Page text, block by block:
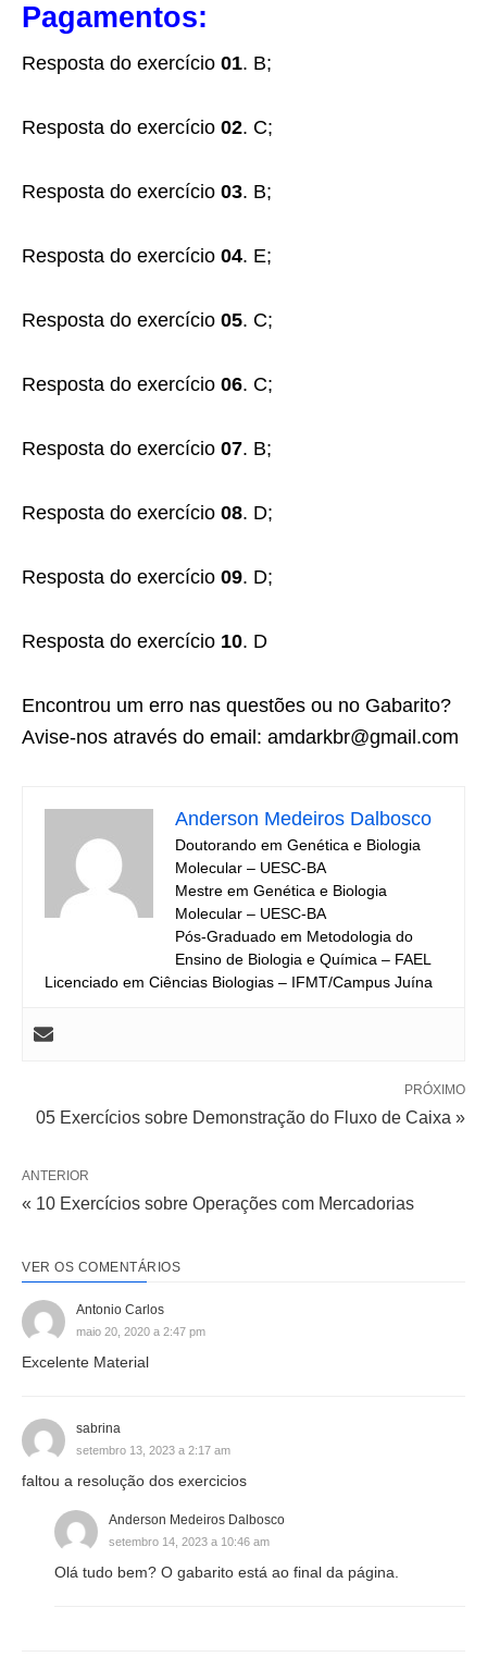
Pagamentos:
Resposta do exercício 01. B;
Resposta do exercício 02. C;
Resposta do exercício 03. B;
Resposta do exercício 04. E;
Resposta do exercício 05. C;
Resposta do exercício 06. C;
Resposta do exercício 07. B;
Resposta do exercício 08. D;
Resposta do exercício 09. D;
Resposta do exercício 10. D
Encontrou um erro nas questões ou no Gabarito?
Avise-nos através do email: amdarkbr@gmail.com
Anderson Medeiros Dalbosco
Doutorando em Genética e Biologia
Molecular – UESC-BA
Mestre em Genética e Biologia
Molecular – UESC-BA
Pós-Graduado em Metodologia do
Ensino de Biologia e Química – FAEL
Licenciado em Ciências Biologias – IFMT/Campus Juína
PRÓXIMO
05 Exercícios sobre Demonstração do Fluxo de Caixa »
ANTERIOR
« 10 Exercícios sobre Operações com Mercadorias
VER OS COMENTÁRIOS
Antonio Carlos
maio 20, 2020 a 2:47 pm
Excelente Material
sabrina
setembro 13, 2023 a 2:17 am
faltou a resolução dos exercicios
Anderson Medeiros Dalbosco
setembro 14, 2023 a 10:46 am
Olá tudo bem? O gabarito está ao final da página.